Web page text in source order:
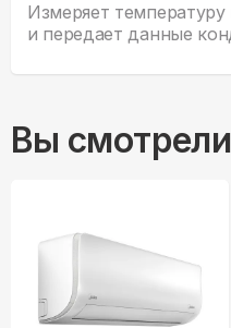
Измеряет температуру
и передает данные
Вы смотрели